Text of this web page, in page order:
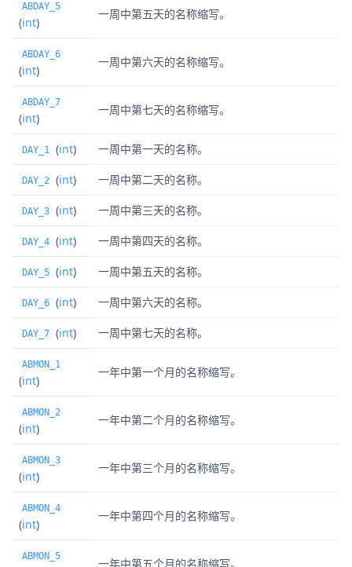
ABDAY_5
(int)
一周中第五天的名称缩写。
ABDAY_6
(int)
一周中第六天的名称缩写。
ABDAY_7
(int)
一周中第七天的名称缩写。
DAY_1 (int) 一周中第一天的名称。
DAY_2 (int) 一周中第二天的名称。
DAY_3 (int) 一周中第三天的名称。
DAY_4 (int) 一周中第四天的名称。
DAY_5 (int) 一周中第五天的名称。
DAY_6 (int) 一周中第六天的名称。
DAY_7 (int) 一周中第七天的名称。
ABMON_1
(int)
一年中第一个月的名称缩写。
ABMON_2
(int)
一年中第二个月的名称缩写。
ABMON_3
(int)
一年中第三个月的名称缩写。
ABMON_4
(int)
一年中第四个月的名称缩写。
ABMON_5 一年中第五个月的名称缩写。